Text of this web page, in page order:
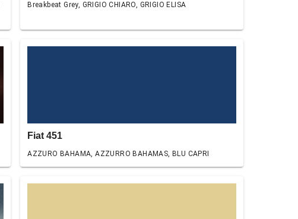
Breakbeat Grey, GRIGIO CHIARO, GRIGIO ELISA
Fiat 451
AZZURO BAHAMA, AZZURRO BAHAMAS, BLU CAPRI